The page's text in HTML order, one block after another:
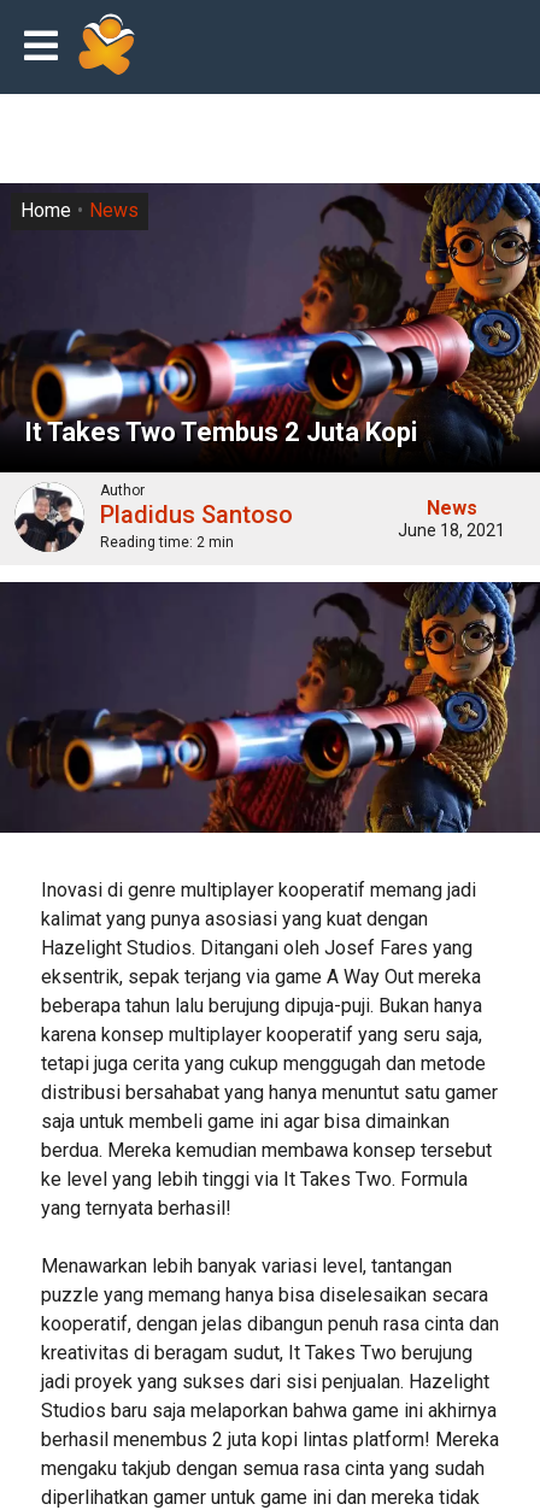
It Takes Two Tembus 2 Juta Kopi
Home News
Author
Pladidus Santoso
Reading time: 2 min
News
June 18, 2021
Inovasi di genre multiplayer kooperatif memang jadi
kalimat yang punya asosiasi yang kuat dengan
Hazelight Studios. Ditangani oleh Josef Fares yang
eksentrik, sepak terjang via game A Way Out mereka
beberapa tahun lalu berujung dipuja-puji. Bukan hanya
karena konsep multiplayer kooperatif yang seru saja,
tetapi juga cerita yang cukup menggugah dan metode
distribusi bersahabat yang hanya menuntut satu gamer
saja untuk membeli game ini agar bisa dimainkan
berdua. Mereka kemudian membawa konsep tersebut
ke level yang lebih tinggi via It Takes Two. Formula
yang ternyata berhasil!
Menawarkan lebih banyak variasi level, tantangan
puzzle yang memang hanya bisa diselesaikan secara
kooperatif, dengan jelas dibangun penuh rasa cinta dan
kreativitas di beragam sudut, It Takes Two berujung
jadi proyek yang sukses dari sisi penjualan. Hazelight
Studios baru saja melaporkan bahwa game ini akhirnya
berhasil menembus 2 juta kopi lintas platform! Mereka
mengaku takjub dengan semua rasa cinta yang sudah
diperlihatkan gamer untuk game ini dan mereka tidak